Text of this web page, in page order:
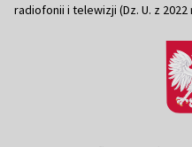
radiofonii i telewizji (Dz. U. z 2022